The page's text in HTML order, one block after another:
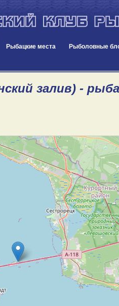
Рыбацкие места Рыболовные
залив) -